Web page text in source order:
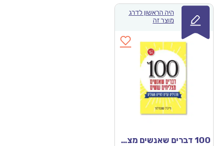
היה הראשון לדרג
מוצר זה
100 דברים שאנשים מצליחים עושים